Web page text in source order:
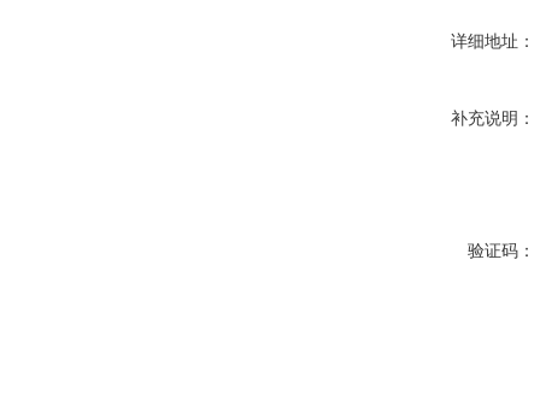
详细地址：
补充说明：
验证码：